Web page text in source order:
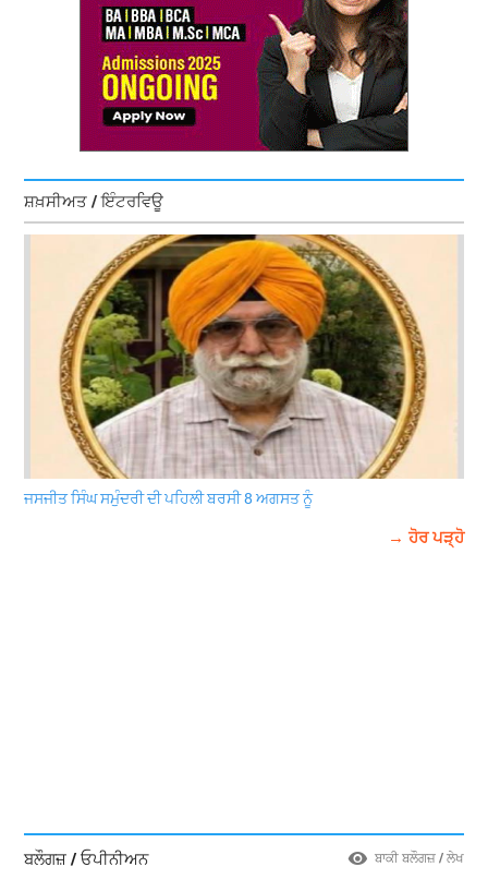
ਸ਼ਖ਼ਸੀਅਤ / ਇੰਟਰਵਿਊ
ਜਸਜੀਤ ਸਿੰਘ ਸਮੁੰਦਰੀ ਦੀ ਪਹਿਲੀ ਬਰਸੀ 8 ਅਗਸਤ ਨੂੰ
→ ਹੋਰ ਪੜ੍ਹੋ
ਬਲੌਗਜ਼ / ਓਪੀਨੀਅਨ ਬਾਕੀ ਬਲੌਗਜ਼ / ਲੇਖ